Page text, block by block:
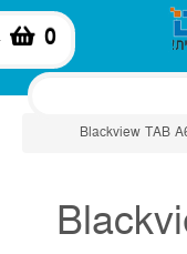
0
Blackview TAB